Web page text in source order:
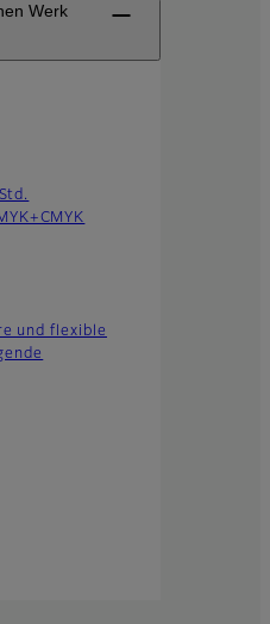
Werk
und flexible